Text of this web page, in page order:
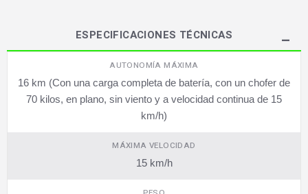
ESPECIFICACIONES TÉCNICAS
AUTONOMÍA MÁXIMA
16 km (Con una carga completa de batería, con un chofer de
70 kilos, en plano, sin viento y a velocidad continua de 15
km/h)
MÁXIMA VELOCIDAD
15 km/h